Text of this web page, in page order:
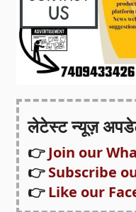
लेटेस्ट न्यूज़
👉Join our
👉Subscribe
👉Like our